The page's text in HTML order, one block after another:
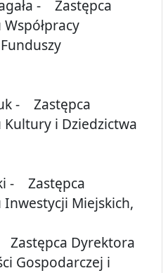
- Zastępca
- Zastępca
Kultury i Dziedzictwa
- Zastępca
Inwestycji Miejskich,
Zastępca Dyrektora
Gospodarczej i